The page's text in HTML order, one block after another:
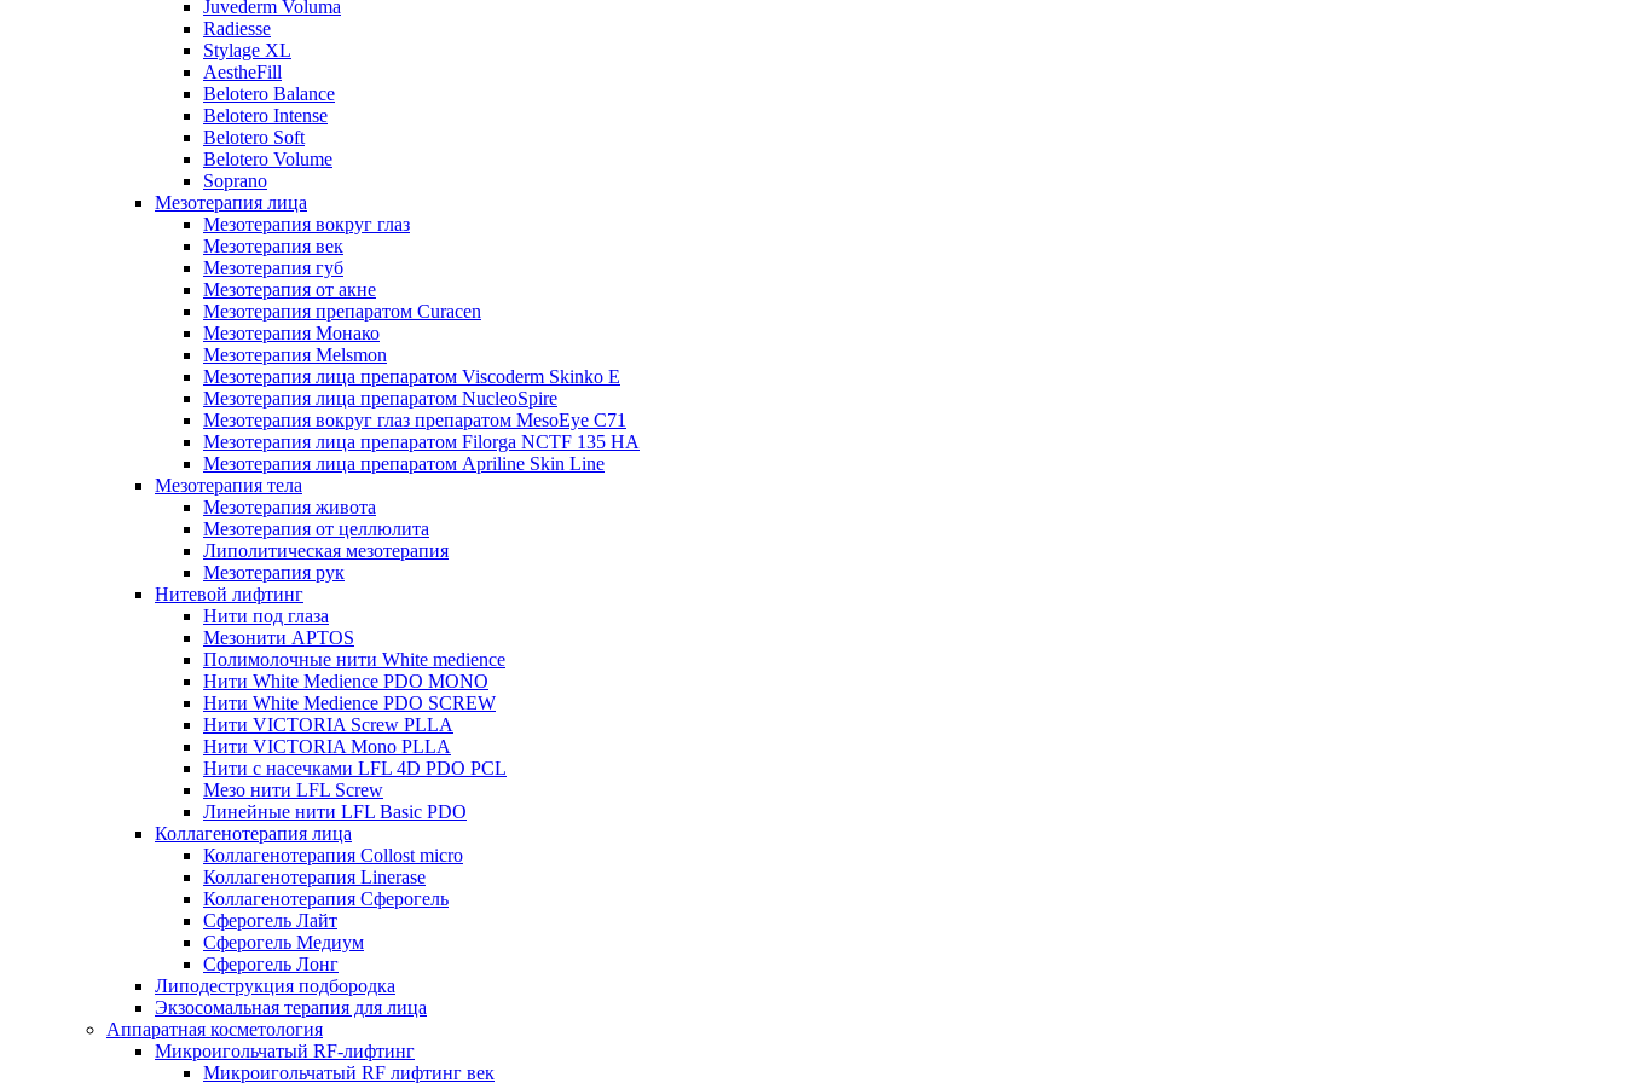
Juvederm Voluma
Radiesse
Stylage XL
AestheFill
Belotero Balance
Belotero Intense
Belotero Soft
Belotero Volume
Soprano
Мезотерапия лица
Мезотерапия вокруг глаз
Мезотерапия век
Мезотерапия губ
Мезотерапия от акне
Мезотерапия препаратом Curacen
Мезотерапия Монако
Мезотерапия Melsmon
Мезотерапия лица препаратом Viscoderm Skinko E
Мезотерапия лица препаратом NucleoSpire
Мезотерапия вокруг глаз препаратом MesoEye С71
Мезотерапия лица препаратом Filorga NCTF 135 HA
Мезотерапия лица препаратом Apriline Skin Line
Мезотерапия тела
Мезотерапия живота
Мезотерапия от целлюлита
Липолитическая мезотерапия
Мезотерапия рук
Нитевой лифтинг
Нити под глаза
Мезонити APTOS
Полимолочные нити White medience
Нити White Medience PDO MONO
Нити White Medience PDO SCREW
Нити VICTORIA Screw PLLA
Нити VICTORIA Mono PLLA
Нити с насечками LFL 4D PDO PCL
Мезо нити LFL Screw
Линейные нити LFL Basic PDO
Коллагенотерапия лица
Коллагенотерапия Collost micro
Коллагенотерапия Linerase
Коллагенотерапия Сферогель
Сферогель Лайт
Сферогель Медиум
Сферогель Лонг
Липодеструкция подбородка
Экзосомальная терапия для лица
Аппаратная косметология
Микроигольчатый RF-лифтинг
Микроигольчатый RF лифтинг век